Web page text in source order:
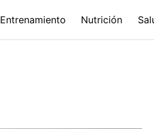
Entrenamiento Nutrición